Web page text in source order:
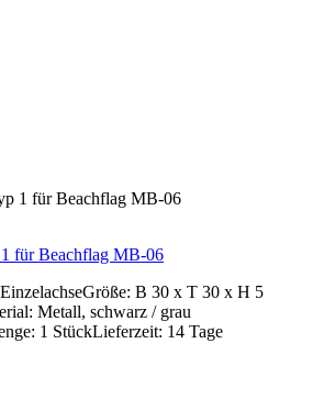
für Beachflag MB-06
B 30 x T 30 x H 5
Metall, schwarz / grau
1 StückLieferzeit: 14 Tage